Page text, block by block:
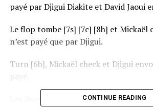
payé par Djigui Diakite et David Jaoui
Le flop tombe [7s] [7c] [8h] et Mickaël
n’est payé que par Djigui.
Turn [6h], Mickaël check et Djigui
payé.
Les deux joueurs décident ensuite de
CONTINUE READING